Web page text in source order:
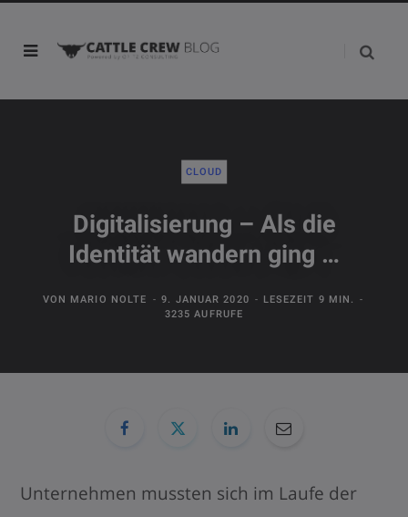
CLOUD
Digitalisierung – Als die
Identität wandern ging …
VON MARIO NOLTE 9. JANUAR 2020
LESEZEIT 9 MIN.
3235 AUFRUFE
Unternehmen mussten sich im Laufe der